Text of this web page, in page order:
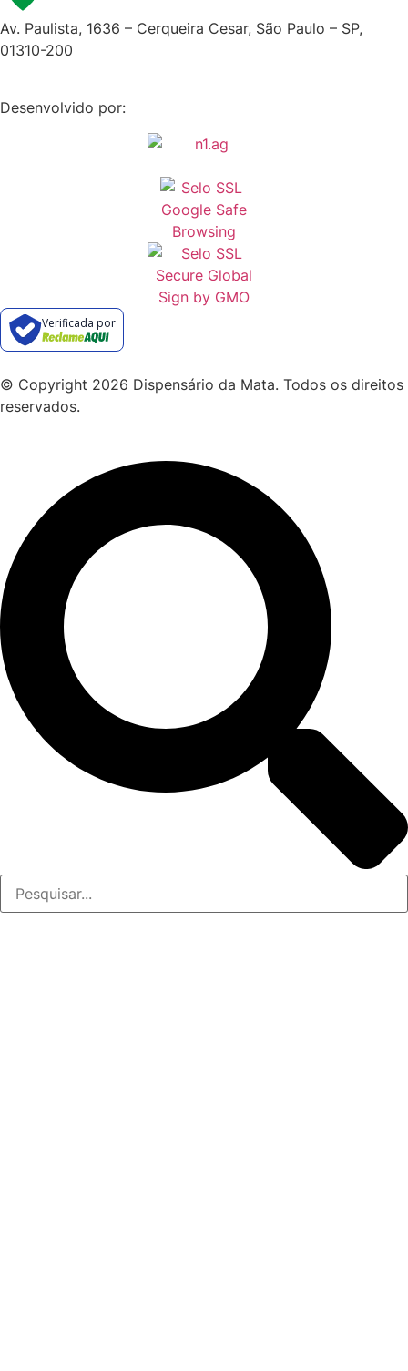
Av. Paulista, 1636 – Cerqueira Cesar, São Paulo – SP,
01310-200
Desenvolvido por:
Verificada por
© Copyright 2026 Dispensário da Mata. Todos os direitos
reservados.